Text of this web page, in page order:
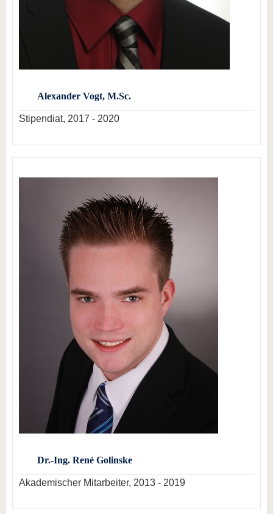
Alexander Vogt, M.Sc.
Stipendiat, 2017 - 2020
Dr.-Ing. René Golinske
Akademischer Mitarbeiter, 2013 - 2019